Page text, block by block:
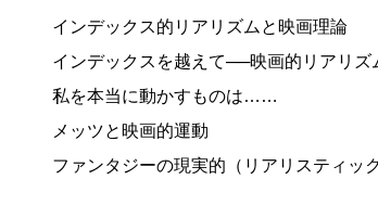
インデックス的リアリズムと映画理論
インデックスを越えて──映画的リアリズ
私を本当に動かすものは……
メッツと映画的運動
ファンタジーの現実的（リアリスティッ